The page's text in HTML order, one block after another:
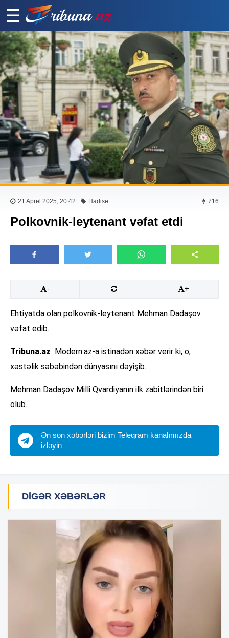
21 Aprel 2025, 20:42 Hadisə 716
Polkovnik-leytenant vəfat etdi
- +
Ehtiyatda olan polkovnik-leytenant Mehman Dadaşov
vəfat edib.
Tribuna.az Modern.az-a istinadən xəbər verir ki, o,
xəstəlik səbəbindən dünyasını dəyişib.
Mehman Dadaşov Milli Qvardiyanın ilk zabitlərindən biri
olub.
Ən son xəbərləri bizim Teleqram kanalımızda
izləyin
DIGƏR XƏBƏRLƏR